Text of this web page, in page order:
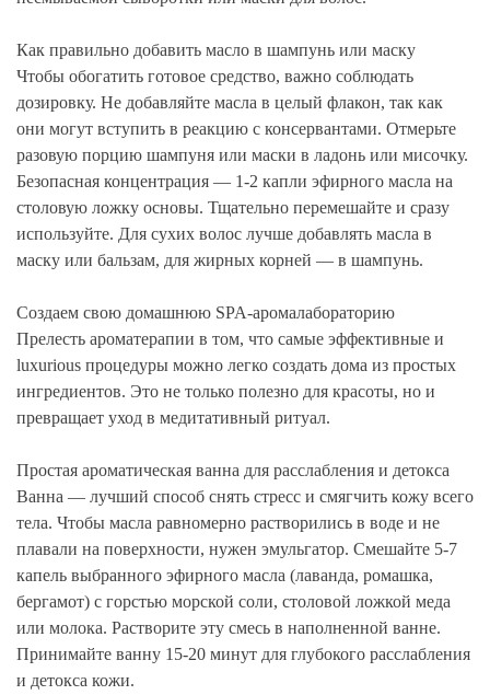
Как правильно добавить масло в шампунь или маску
Чтобы обогатить готовое средство, важно соблюдать
дозировку. Не добавляйте масла в целый флакон, так как
они могут вступить в реакцию с консервантами. Отмерьте
разовую порцию шампуня или маски в ладонь или мисочку.
Безопасная концентрация — 1-2 капли эфирного масла на
столовую ложку основы. Тщательно перемешайте и сразу
используйте. Для сухих волос лучше добавлять масла в
маску или бальзам, для жирных корней — в шампунь.
Создаем свою домашнюю SPA-аромалабораторию
Прелесть ароматерапии в том, что самые эффективные и
luxurious процедуры можно легко создать дома из простых
ингредиентов. Это не только полезно для красоты, но и
превращает уход в медитативный ритуал.
Простая ароматическая ванна для расслабления и детокса
Ванна — лучший способ снять стресс и смягчить кожу всего
тела. Чтобы масла равномерно растворились в воде и не
плавали на поверхности, нужен эмульгатор. Смешайте 5-7
капель выбранного эфирного масла (лаванда, ромашка,
бергамот) с горстью морской соли, столовой ложкой меда
или молока. Растворите эту смесь в наполненной ванне.
Принимайте ванну 15-20 минут для глубокого расслабления
и детокса кожи.